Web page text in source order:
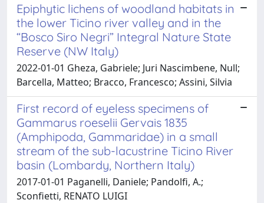
Epiphytic lichens of woodland habitats in
the lower Ticino river valley and in the
“Bosco Siro Negri” Integral Nature State
Reserve (NW Italy)
2022-01-01 Gheza, Gabriele; Juri Nascimbene, Null;
Barcella, Matteo; Bracco, Francesco; Assini, Silvia
First record of eyeless specimens of
Gammarus roeselii Gervais 1835
(Amphipoda, Gammaridae) in a small
stream of the sub-lacustrine Ticino River
basin (Lombardy, Northern Italy)
2017-01-01 Paganelli, Daniele; Pandolfi, A.;
Sconfietti, RENATO LUIGI